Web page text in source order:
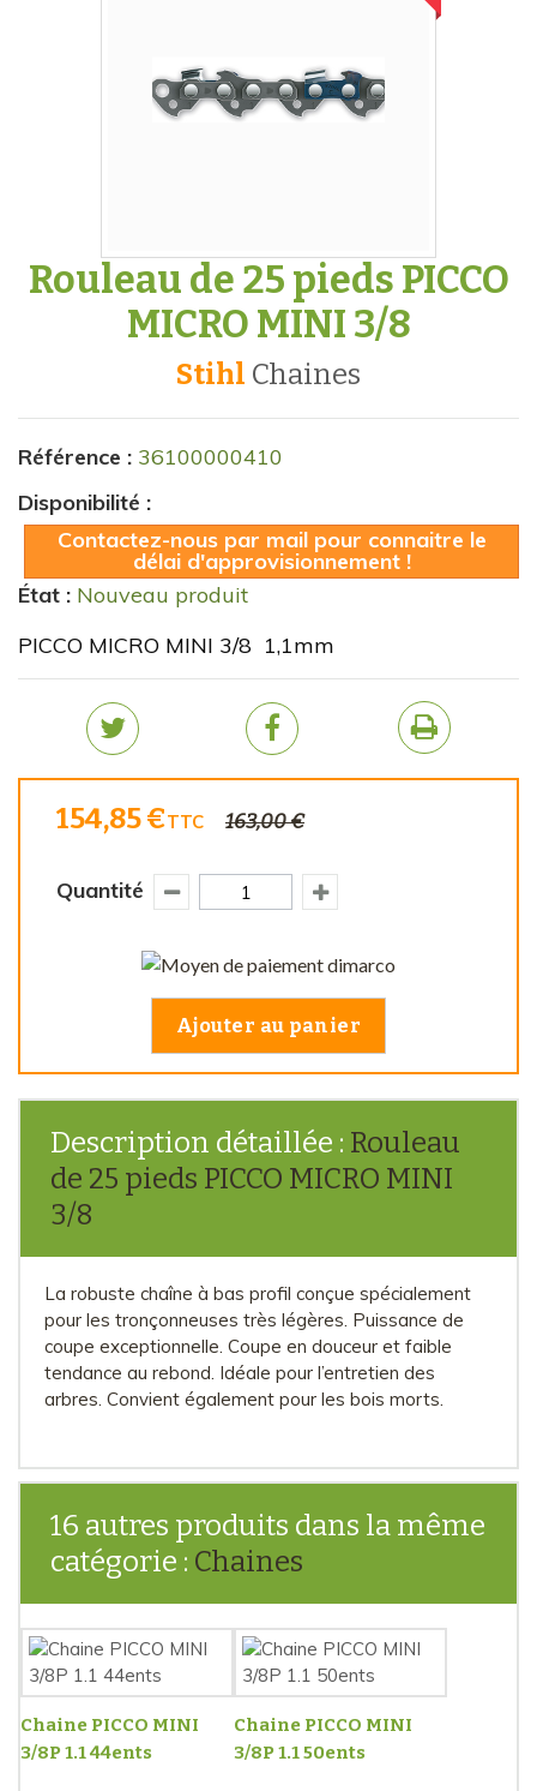
Rouleau de 25 pieds PICCO
MICRO MINI 3/8
Stihl chaines
Référence : 36100000410
Disponibilité :
Contactez-nous par mail pour connaitre le
délai d'approvisionnement !
État : Nouveau produit
PICCO MICRO MINI 3/8 1,1mm
154,85 €TTC 163,00 €
Quantité
Ajouter au panier
Description détaillée : Rouleau
de 25 pieds PICCO MICRO MINI
3/8
La robuste chaîne à bas profil conçue spécialement
pour les tronçonneuses très légères. Puissance de
coupe exceptionnelle. Coupe en douceur et faible
tendance au rebond. Idéale pour l’entretien des
arbres. Convient également pour les bois morts.
16 autres produits dans la même
catégorie :
Chaines
Chaine PICCO MINI
3/8P 1.1 44ents
Chaine PICCO MINI
3/8P 1.1 50ents